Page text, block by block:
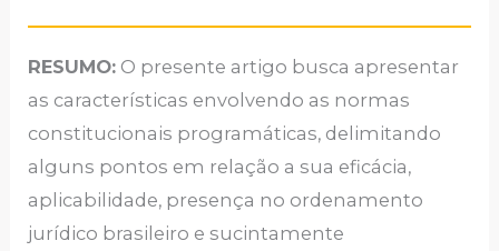
RESUMO: O presente artigo busca apresentar
as características envolvendo as normas
constitucionais programáticas, delimitando
alguns pontos em relação a sua eficácia,
aplicabilidade, presença no ordenamento
jurídico brasileiro e sucintamente